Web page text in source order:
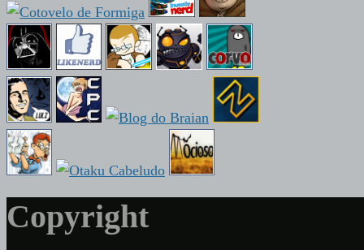
Copyright